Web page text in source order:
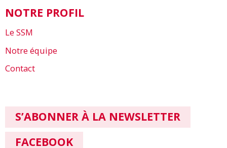
NOTRE PROFIL
Le SSM
Notre équipe
Contact
S’ABONNER À LA NEWSLETTER
FACEBOOK